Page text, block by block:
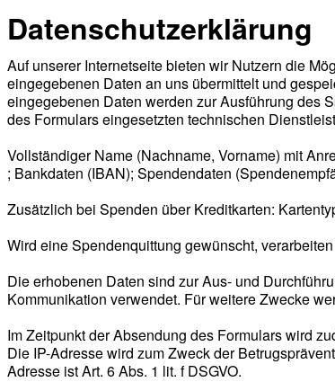
Datenschutzerklärung
Auf unserer Internetseite bieten wir Nutzern die
eingegebenen Daten an uns übermittelt und
eingegebenen Daten werden zur Ausführung des
des Formulars eingesetzten technischen
Vollständiger Name (Nachname, Vorname) mit
; Bankdaten (IBAN); Spendendaten
Zusätzlich bei Spenden über Kreditkarten:
Wird eine Spendenquittung gewünscht,
Die erhobenen Daten sind zur Aus- und
Kommunikation verwendet. Für weitere Zwecke
Im Zeitpunkt der Absendung des Formulars wird
Die IP-Adresse wird zum Zweck der
Adresse ist Art. 6 Abs. 1 lit. f DSGVO.